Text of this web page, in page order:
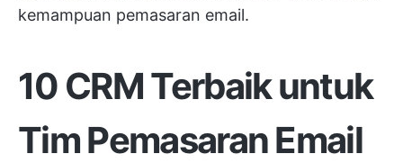
kemampuan pemasaran email.
10 CRM Terbaik untuk
Tim Pemasaran Email